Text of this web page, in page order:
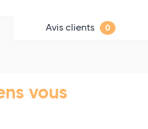
Avis clients 0
vous